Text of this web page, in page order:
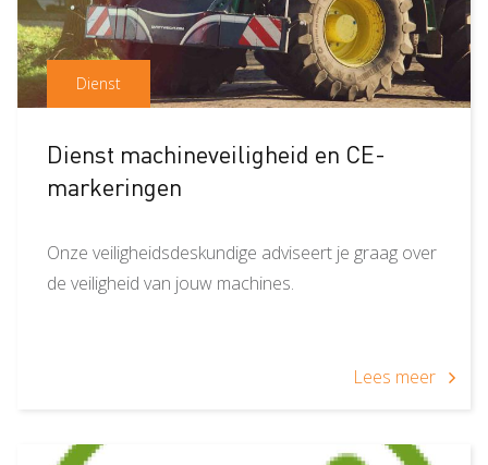
Dienst
Dienst machineveiligheid en CE-
markeringen
Onze veiligheidsdeskundige adviseert je graag over
de veiligheid van jouw machines.
Lees meer